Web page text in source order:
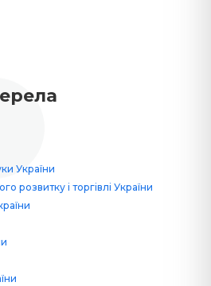
України
розвитку і торгівлі України